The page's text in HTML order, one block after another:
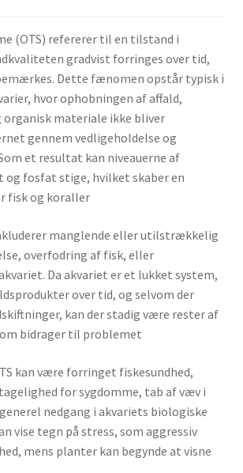
(OTS) refererer til en tilstand i
gradvist forringes over tid,
Dette fænomen opstår typisk i
hvor ophobningen af affald,
materiale ikke bliver
gennem vedligeholdelse og
et resultat kan niveauerne af
fosfat stige, hvilket skaber en
fisk og koraller​
manglende eller utilstrækkelig
overfodring af fisk, eller
Da akvariet er et lukket system,
over tid, og selvom der
kan der stadig være rester af
bidrager til problemet​
kan være forringet fiskesundhed,
for sygdomme, tab af væv i
nedgang i akvariets biologiske
vise tegn på stress, som aggressiv
mens planter kan begynde at visne